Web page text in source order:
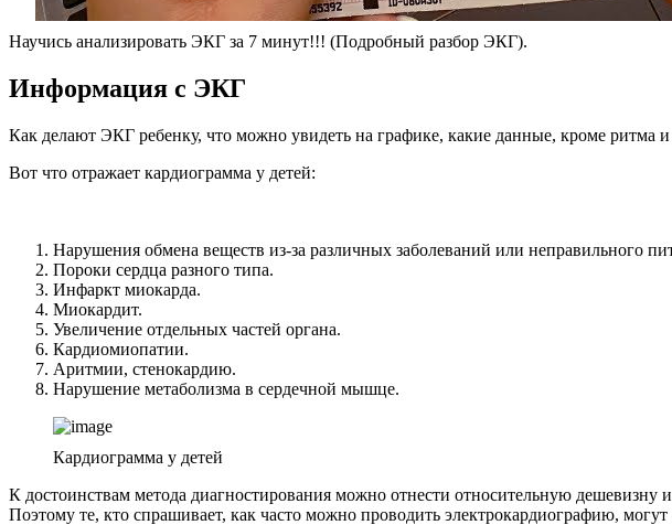
Научись анализировать ЭКГ за 7 минут!!! (Подробный разбор ЭКГ).
Информация с ЭКГ
Как делают ЭКГ ребенку, что можно увидеть на графике, какие данные, кроме ритма
Вот что отражает кардиограмма у детей:
Нарушения обмена веществ из-за различных заболеваний или неправильного
Пороки сердца разного типа.
Инфаркт миокарда.
Миокардит.
Увеличение отдельных частей органа.
Кардиомиопатии.
Аритмии, стенокардию.
Нарушение метаболизма в сердечной мышце.
Кардиограмма у детей
К достоинствам метода диагностирования можно отнести относительную дешевизну
Поэтому те, кто спрашивает, как часто можно проводить электрокардиографию,